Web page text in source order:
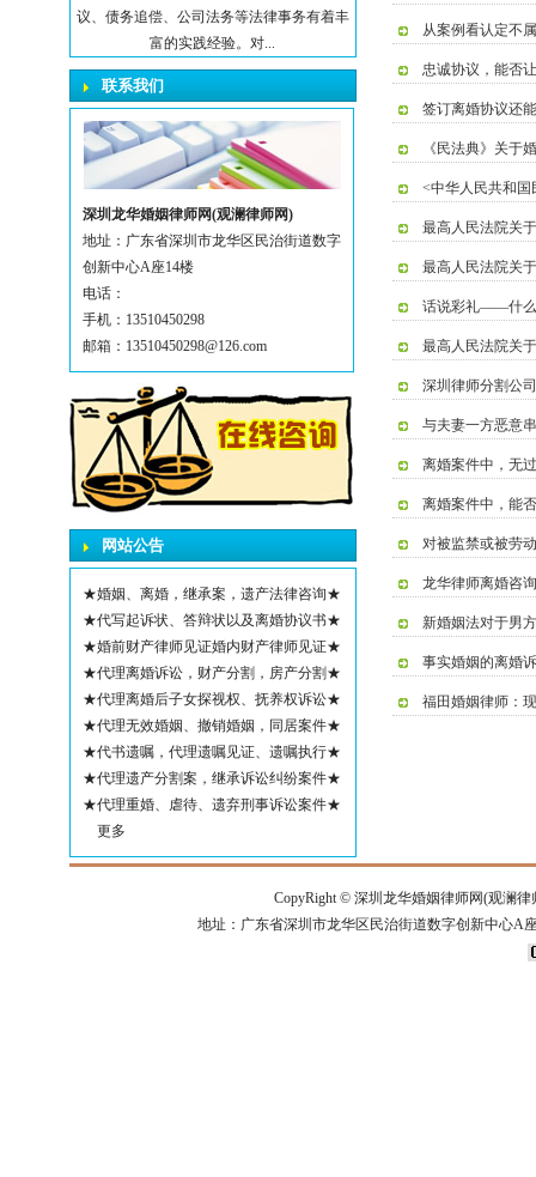
议、债务追偿、公司法务等法律事务有着丰
富的实践经验。对...
联系我们
深圳龙华婚姻律师网(观澜律师网)
地址：广东省深圳市龙华区民治街道数字
创新中心A座14楼
电话：
手机：13510450298
邮箱：13510450298@126.com
网站公告
★婚姻、离婚，继承案，遗产法律咨询★
★代写起诉状、答辩状以及离婚协议书★
★婚前财产律师见证婚内财产律师见证★
★代理离婚诉讼，财产分割，房产分割★
★代理离婚后子女探视权、抚养权诉讼★
★代理无效婚姻、撤销婚姻，同居案件★
★代书遗嘱，代理遗嘱见证、遗嘱执行★
★代理遗产分割案，继承诉讼纠纷案件★
★代理重婚、虐待、遗弃刑事诉讼案件★
更多
从案例看认定不
忠诚协议，能否
签订离婚协议还
《民法典》关于
<中华人民共和国
最高人民法院关
最高人民法院关
话说彩礼——什么
最高人民法院关
深圳律师分割公
与夫妻一方恶意
离婚案件中，无
离婚案件中，能
对被监禁或被劳
龙华律师离婚咨
新婚姻法对于男
事实婚姻的离婚
福田婚姻律师：
CopyRight © 深圳龙华婚姻律师网(观澜律
地址：广东省深圳市龙华区民治街道数字创新中心